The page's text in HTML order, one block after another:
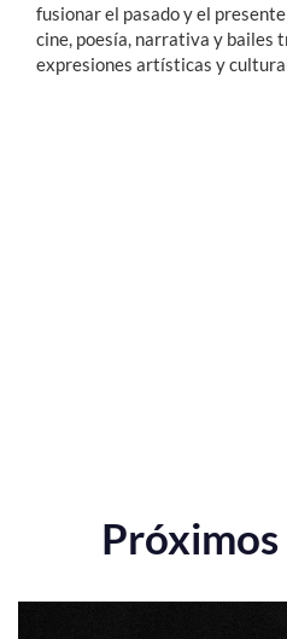
fusionar el pasado y el
cine, poesía, narrativa y bailes
expresiones artísticas y